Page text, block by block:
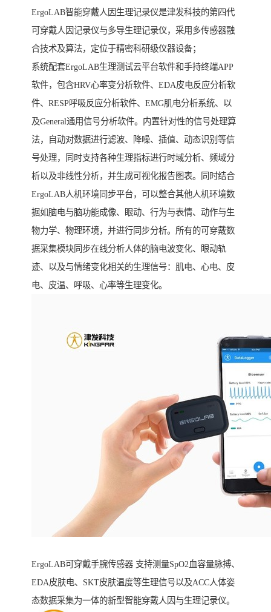
ErgoLAB智能穿戴人因生理记录仪是津发科技的第四代
可穿戴人因记录仪与多导生理记录仪，采用多传感器融
合技术及算法，定位于精密科研级仪器设备；
系统配套ErgoLAB生理测试云平台软件和手持终端APP
软件，包含HRV心率变分析软件、EDA皮电反应分析软
件、RESP呼吸反应分析软件、EMG肌电分析系统、以
及General通用信号分析软件。内置针对性的信号处理算
法，自动对数据进行滤波、降噪、插值、动态识别等信
号处理，同时支持各种生理指标进行时域分析、频域分
析以及非线性分析，并生成可视化报告图表。同时结合
ErgoLAB人机环境同步平台，可以整合其他人机环境数
据如脑电与脑功能成像、眼动、行为与表情、动作与生
物力学、物理环境，并进行同步分析。所有的可穿戴数
据采集模块同步在线分析人体的脑电波变化、眼动轨
迹、以及与情绪变化相关的生理信号：肌电、心电、皮
电、皮温、呼吸、心率等生理变化。
ErgoLAB可穿戴手腕传感器 支持测量SpO2血容量脉搏、
EDA皮肤电、SKT皮肤温度等生理信号以及ACC人体姿
态数据采集为一体的新型智能穿戴人因与生理记录仪。